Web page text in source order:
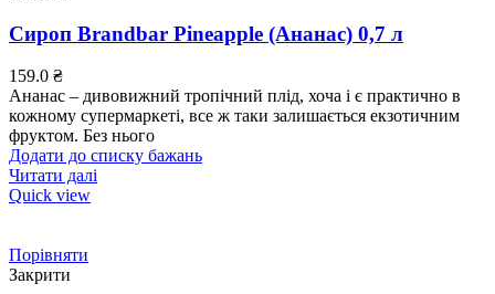
Сироп Brandbar Pineapple (Ананас) 0,7 л
159.0 ₴
Ананас – дивовижний тропічний плід, хоча і є практично в
кожному супермаркеті, все ж таки залишається екзотичним
фруктом. Без нього
Додати до списку бажань
Читати далі
Quick view
Порівняти
Закрити